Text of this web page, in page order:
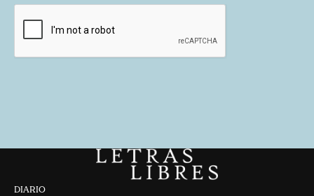
DIARIO